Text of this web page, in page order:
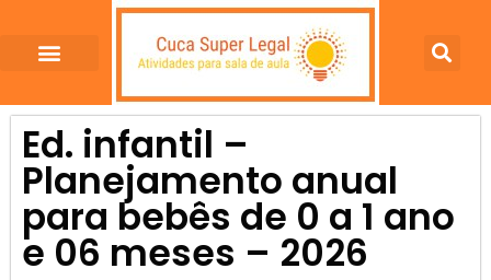
Ed. infantil –
Planejamento anual
para bebês de 0 a 1 ano
e 06 meses – 2026